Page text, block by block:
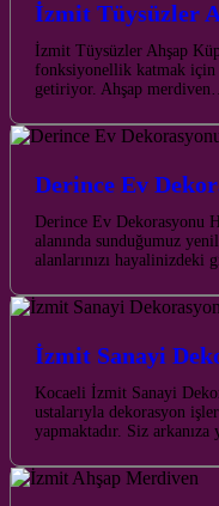
İzmit Tüysüzler
İzmit Tüysüzler Ahşap
fonksiyonellik katmak için
getiriyor. Ahşap merdiven…
Derince Ev
Derince Ev Dekorasyonu
alanında sunduğumuz
alanlarınızı hayalinizdeki
İzmit Sanayi
Kocaeli İzmit Sanayi
ustalarıyla dekorasyon
yapmaktadır. Siz arkanıza